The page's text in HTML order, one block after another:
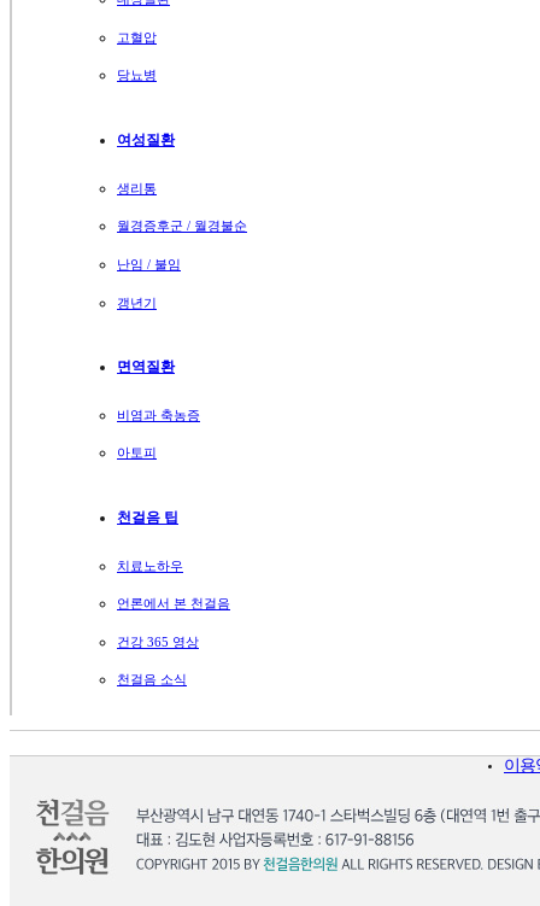
고혈압
당뇨병
여성질환
생리통
월경증후군 / 월경불순
난임 / 불임
갱년기
면역질환
비염과 축농증
아토피
천걸음 팁
치료노하우
언론에서 본 천걸음
건강 365 영상
천걸음 소식
이용